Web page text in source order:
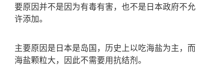
要原因并不是因为有毒有害，也不是日本政府不允
许添加。
主要原因是日本是岛国，历史上以吃海盐为主，而
海盐颗粒大，因此不需要用抗结剂。